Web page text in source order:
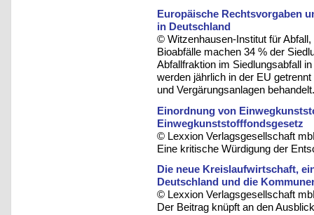
Europäische Rechtsvorgaben
in Deutschland
© Witzenhausen-Institut für
Bioabfälle machen 34 % der
Abfallfraktion im Siedlungsabfall
werden jährlich in der EU
und Vergärungsanlagen behandelt.
Einordnung von
Einwegkunststofffondsgesetz
© Lexxion Verlagsgesellschaft
Eine kritische Würdigung der
Die neue Kreislaufwirtschaft,
Deutschland und die
© Lexxion Verlagsgesellschaft
Der Beitrag knüpft an den